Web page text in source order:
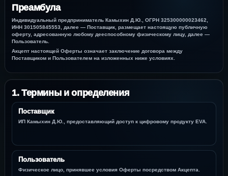
Преамбула
Индивидуальный предприниматель Камыхин Д.Ю. , ОГРН 325300000023462
ИНН 301505845553 , далее — Поставщик , размещает настоящую публичную
оферту, адресованную любому дееспособному физическому лицу, далее —
Пользователь
Акцепт настоящей Оферты означает заключение договора между
Поставщиком и Пользователем на изложенных ниже условиях.
1. Термины и определения
Поставщик
ИП Камыхин Д.Ю., предоставляющий доступ к цифровому продукту EVA.
Пользователь
Физическое лицо, принявшее условия Оферты посредством Акцепта.